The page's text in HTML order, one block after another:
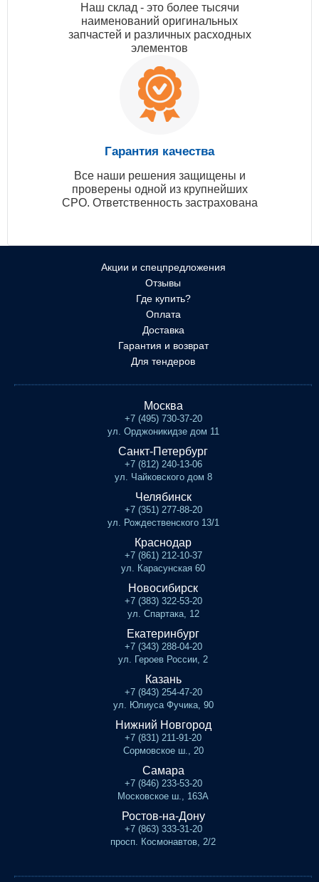
Наш склад - это более тысячи
наименований оригинальных
запчастей и различных расходных
элементов
Гарантия качества
Все наши решения защищены и
проверены одной из крупнейших
СРО. Ответственность застрахована
Акции и спецпредложения
Отзывы
Где купить?
Оплата
Доставка
Гарантия и возврат
Для тендеров
Москва
+7 (495) 730-37-20
ул. Орджоникидзе дом 11
Санкт-Петербург
+7 (812) 240-13-06
ул. Чайковского дом 8
Челябинск
+7 (351) 277-88-20
ул. Рождественского 13/1
Краснодар
+7 (861) 212-10-37
ул. Карасунская 60
Новосибирск
+7 (383) 322-53-20
ул. Спартака, 12
Екатеринбург
+7 (343) 288-04-20
ул. Героев России, 2
Казань
+7 (843) 254-47-20
ул. Юлиуса Фучика, 90
Нижний Новгород
+7 (831) 211-91-20
Сормовское ш., 20
Самара
+7 (846) 233-53-20
Московское ш., 163А
Ростов-на-Дону
+7 (863) 333-31-20
просп. Космонавтов, 2/2